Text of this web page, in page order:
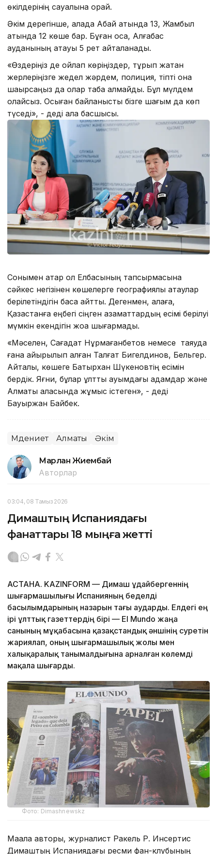
өкілдерінің сауалына орай.
Әкім дерегінше, қалада Абай атында 13, Жамбыл
атында 12 көше бар. Бұған қоса, Алғабас
ауданының атауы 5 рет қайталанады.
«Өздеріңіз де ойлап көріңіздер, тұрып жатқан
жерлеріңізге жедел жәрдем, полиция, тіпті қонақ
шақырсаңыз да олар таба алмайды. Бұл мүлдем
қолайсыз. Осыған байланысты бізге шағым да көп
түседі», - деді қала басшысы.
Сонымен қатар ол Елбасының тапсырмасына
сәйкес негізінен көшелерге географиялық атаулар
берілетіндігін баса айтты. Дегенмен, қалаға,
Қазақстанға еңбегі сіңген азаматтардың есімі берілуі
мүмкін екендігін жоққа шығармады.
«Мәселен, Сағадат Нұрмағанбетов немесе таяуда
ғана айырылып қалған Талғат Бигелдинов, Бельгер.
Айталық, көшеге Батырхан Шүкеновтің есімін
бердік. Яғни, бұлар ұлттық ауқымдағы адамдар және
Алматы қаласында жұмыс істеген», - деді
Бауыржан Байбек.
Мәдениет Алматы Әкім
Марлан Жиембай
Авторлар
03:04, 08 Тамыз 2026
Димаштың Испаниядағы
фанаттары 18 мыңға жетті
АСТАНА. KAZINFORM — Димаш Құдайбергеннің
шығармашылығы Испанияның беделді
басылымдарының назарын тағы аударды. Елдегі ең
ірі ұлттық газеттердің бірі — El Mundo жаңа
санының мұқабасына қазақстандық әншінің суретін
жариялап, оның шығармашылық жолы мен
халықаралық танымалдығына арналған көлемді
мақала шығарды.
Фото: Dimashnewskz
Мақала авторы, журналист Ракель Р. Инсертис
Димаштың Испаниядағы ресми фан-клубының